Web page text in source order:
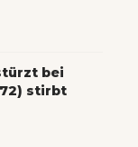
bei
stirbt